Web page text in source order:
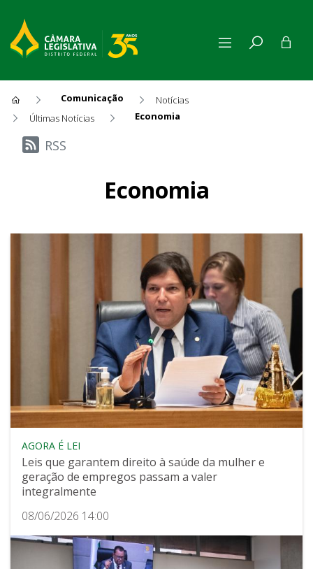
Comunicação
Notícias
Últimas Notícias
Economia
Últimas Notícias
RSS
Economia
AGORA É LEI
Leis que garantem direito à saúde da mulher e
geração de empregos passam a valer
integralmente
08/06/2026 14:00